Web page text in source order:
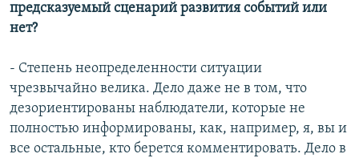
предсказуемый сценарий развития событий или
нет?
- Степень неопределенности ситуации
чрезвычайно велика. Дело даже не в том, что
дезориентированы наблюдатели, которые не
полностью информированы, как, например, я, вы и
все остальные, кто берется комментировать. Дело в